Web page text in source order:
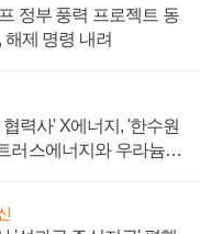
정부 풍력 프로젝트 동
제 명령 내려
력사' X에너지, '한수원
러스에너지와 우라늄